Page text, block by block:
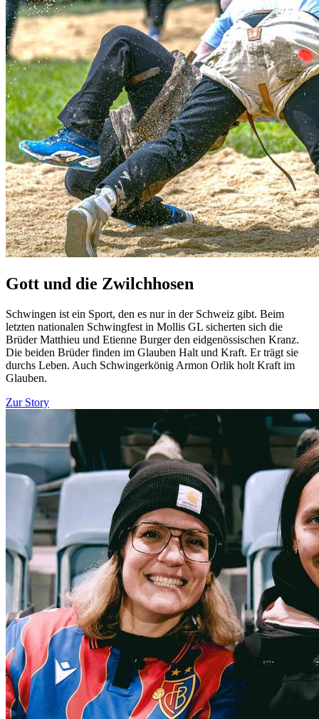
Gott und die Zwilchhosen
Schwingen ist ein Sport, den es nur in der Schweiz gibt. Beim
letzten nationalen Schwingfest in Mollis GL sicherten sich die
Brüder Matthieu und Etienne Burger den eidgenössischen Kranz.
Die beiden Brüder finden im Glauben Halt und Kraft. Er trägt sie
durchs Leben. Auch Schwingerkönig Armon Orlik holt Kraft im
Glauben.
Zur Story